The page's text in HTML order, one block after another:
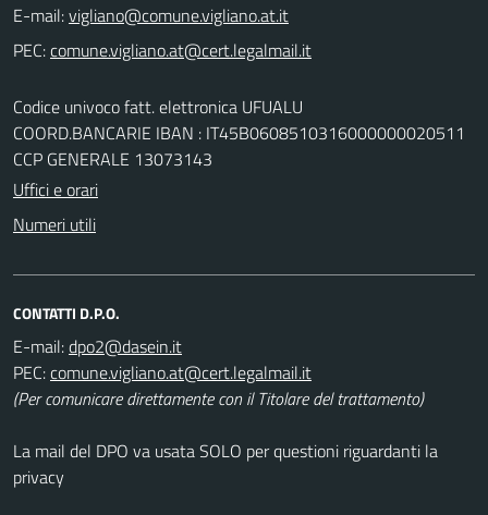
E-mail:
PEC:
Codice univoco fatt. elettronica UFUALU
COORD.BANCARIE IBAN : IT45B0608510316000000020511
CCP GENERALE 13073143
Uffici e orari
Numeri utili
CONTATTI D.P.O.
E-mail:
PEC:
(Per comunicare direttamente con il Titolare del trattamento)
La mail del DPO va usata SOLO per questioni riguardanti la
privacy